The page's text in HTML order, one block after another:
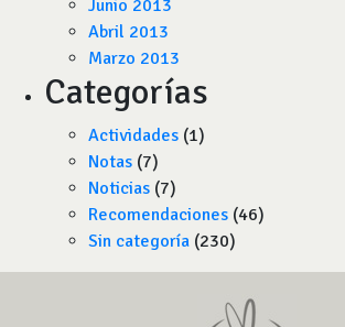
Junio 2013
Abril 2013
Marzo 2013
Categorías
Actividades (1)
Notas (7)
Noticias (7)
Recomendaciones (46)
Sin categoría (230)